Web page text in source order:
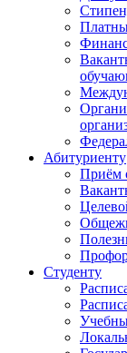
Абитуриенту
Приём
Студенту